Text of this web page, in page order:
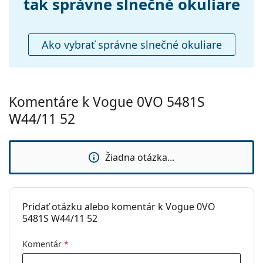
handrička:
Ostatné
Kategória:
Slnečné okuliare
Móda
tak správne slnečné okuliare
Ako vybrať správne slnečné okuliare
Komentáre k Vogue 0VO 5481S
W44/11 52
Žiadna otázka...
Pridať otázku alebo komentár k Vogue 0VO
5481S W44/11 52
Komentár *